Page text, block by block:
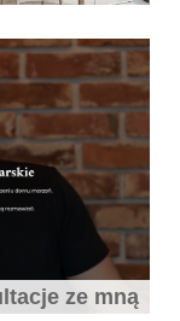
kuchni
ze mną